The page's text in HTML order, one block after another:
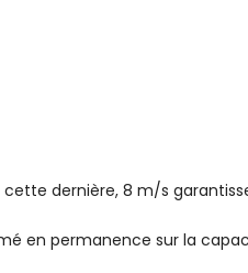
dernière, 8 m/s
en permanence sur la